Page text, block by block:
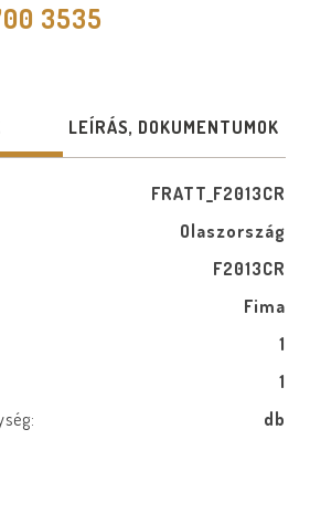
3535
LEÍRÁS, DOKUMENTUMOK
FRATT_F2013CR
Olaszország
F2013CR
Fima
1
1
db